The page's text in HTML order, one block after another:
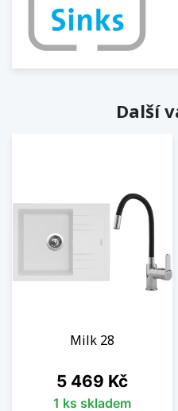
Další
Milk 28
Cena
5 469 Kč
1 ks skladem